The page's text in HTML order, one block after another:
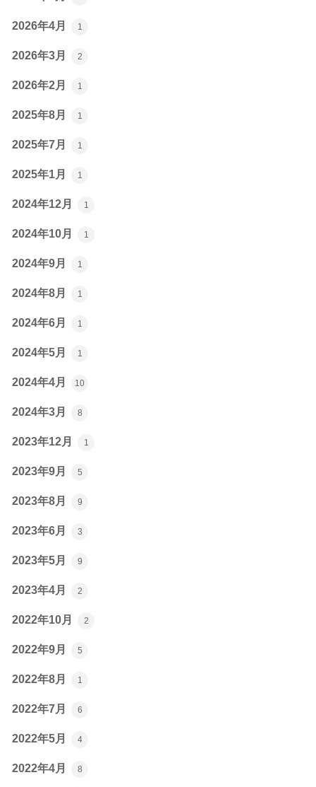
2026年4月 1
2026年3月 2
2026年2月 1
2025年8月 1
2025年7月 1
2025年1月 1
2024年12月 1
2024年10月 1
2024年9月 1
2024年8月 1
2024年6月 1
2024年5月 1
2024年4月 10
2024年3月 8
2023年12月 1
2023年9月 5
2023年8月 9
2023年6月 3
2023年5月 9
2023年4月 2
2022年10月 2
2022年9月 5
2022年8月 1
2022年7月 6
2022年5月 4
2022年4月 8